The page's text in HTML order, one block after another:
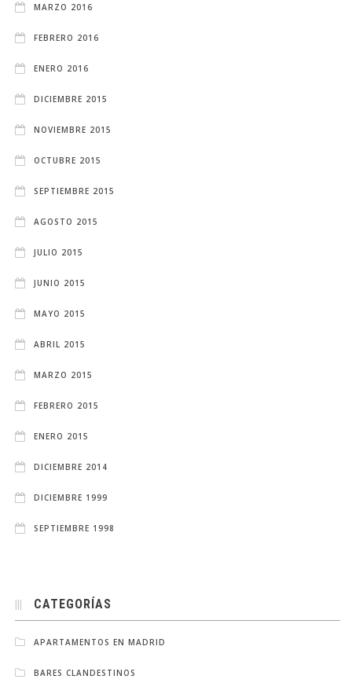
MARZO 2016
FEBRERO 2016
ENERO 2016
DICIEMBRE 2015
NOVIEMBRE 2015
OCTUBRE 2015
SEPTIEMBRE 2015
AGOSTO 2015
JULIO 2015
JUNIO 2015
MAYO 2015
ABRIL 2015
MARZO 2015
FEBRERO 2015
ENERO 2015
DICIEMBRE 2014
DICIEMBRE 1999
SEPTIEMBRE 1998
CATEGORÍAS
APARTAMENTOS EN MADRID
BARES CLANDESTINOS